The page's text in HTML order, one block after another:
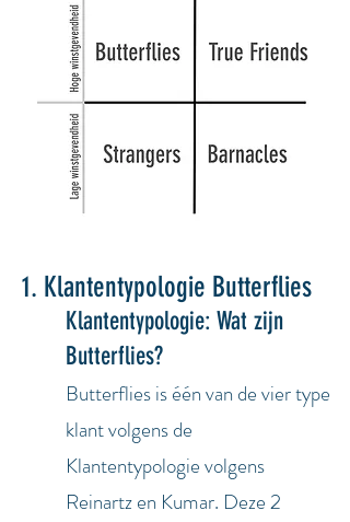
1. Klantentypologie Butterflies
Klantentypologie: Wat zijn
Butterflies?
Butterflies iséénvan de vier type
klant volgens de
Klantentypologie volgens
Reinartz en Kumar. Deze 2